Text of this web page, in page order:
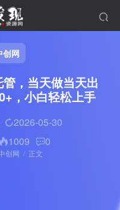
创网
管，当天做当天出
，小白轻松上手
2026-05-30
1009 0
创网 正文